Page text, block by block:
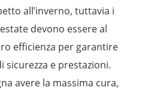
all’inverno, tuttavia i
devono essere al
efficienza per garantire
sicurezza e prestazioni.
avere la massima cura,